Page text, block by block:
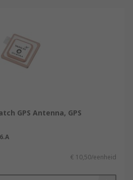
GPS Antenna, GPS
€ 10,50/eenheid